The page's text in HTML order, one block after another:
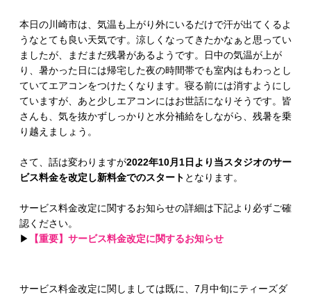
本日の川崎市は、気温も上がり外にいるだけで汗が出てくるよ
うなとても良い天気です。涼しくなってきたかなぁと思ってい
ましたが、まだまだ残暑があるようです。日中の気温が上が
り、暑かった日には帰宅した夜の時間帯でも室内はもわっとし
ていてエアコンをつけたくなります。寝る前には消すようにし
ていますが、あと少しエアコンにはお世話になりそうです。皆
さんも、気を抜かずしっかりと水分補給をしながら、残暑を乗
り越えましょう。
さて、話は変わりますが2022年10月1日より当スタジオのサー
ビス料金を改定し新料金でのスタート となります。
サービス料金改定に関するお知らせの詳細は下記より必ずご確
認ください。
▶
【重要】サービス料金改定に関するお知らせ
サービス料金改定に関しましては既に、7月中旬にティーズダ